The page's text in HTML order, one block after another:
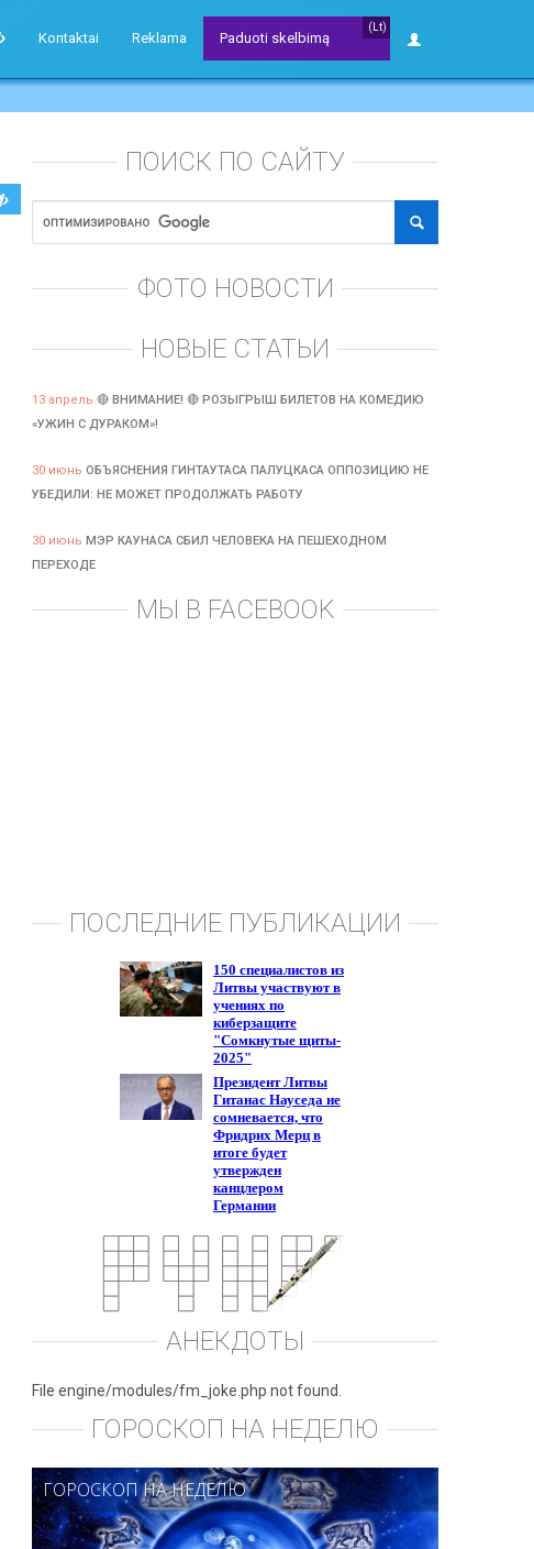
Kontaktai Reklama
(Lt)
Paduoti skelbimą
ПОИСК ПО САЙТУ
ФОТО НОВОСТИ
НОВЫЕ СТАТЬИ
13 апрель 🔴 ВНИМАНИЕ! 🔴 РОЗЫГРЫШ БИЛЕТОВ НА КОМЕДИЮ
«УЖИН С ДУРАКОМ»!
30 июнь ОБЪЯСНЕНИЯ ГИНТАУТАСА ПАЛУЦКАСА ОППОЗИЦИЮ НЕ
УБЕДИЛИ: НЕ МОЖЕТ ПРОДОЛЖАТЬ РАБОТУ
30 июнь МЭР КАУНАСА СБИЛ ЧЕЛОВЕКА НА ПЕШЕХОДНОМ
ПЕРЕХОДЕ
МЫ В FACEBOOK
ПОСЛЕДНИЕ ПУБЛИКАЦИИ
АНЕКДОТЫ
File engine/modules/fm_joke.php not found.
ГОРОСКОП НА НЕДЕЛЮ
ГОРОСКОП НА НЕДЕЛЮ